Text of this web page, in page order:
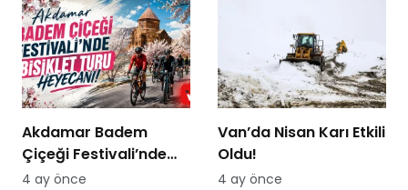
Akdamar Badem
Çiçeği Festivali’nde
Bisiklet Turu Heyecanı
4 ay önce
Van’da Nisan Karı Etkili
Oldu!
4 ay önce